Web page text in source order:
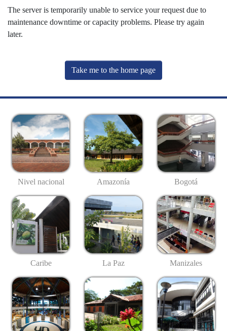
The server is temporarily unable to service your request due to
maintenance downtime or capacity problems. Please try again
later.
Take me to the home page
Nivel nacional Amazonía Bogotá
Caribe La Paz Manizales